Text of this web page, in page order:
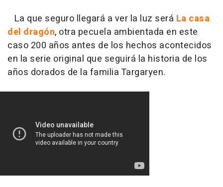
La que seguro llegará a ver la luz será La casa
del dragón, otra pecuela ambientada en este
caso 200 años antes de los hechos acontecidos
en la serie original que seguirá la historia de los
años dorados de la familia Targaryen.